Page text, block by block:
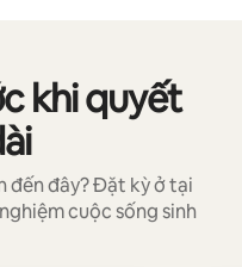
khi quyết
đến đây? Đặt kỳ ở tại
cuộc sống sinh